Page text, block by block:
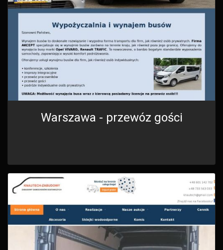
Warszawa - przewóz gości